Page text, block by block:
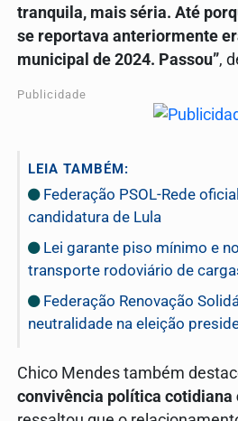
tranquila, mais séria. Até
se reportava anteriormente
municipal de 2024. Passou”,
Publicidade
LEIA TAMBÉM:
Federação PSOL-Rede
candidatura de Lula
Lei garante piso mínimo e
transporte rodoviário de
Federação Renovação
neutralidade na eleição
Chico Mendes também
convivência política cotidiana